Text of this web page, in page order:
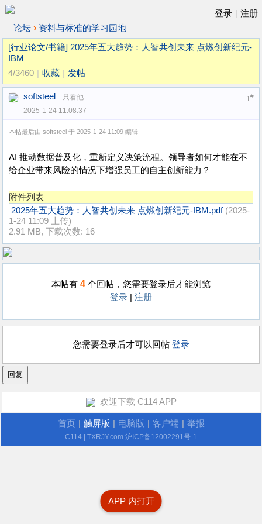
登录
注册
论坛 › 资料与标准的学习园地
[行业论文/书籍] 2025年五大趋势：人智共创未来 点燃创新纪元-
IBM
4/3460
收藏 发帖
1#
softsteel
只看他
2025-1-24 11:08:37
本帖最后由 softsteel 于 2025-1-24 11:09 编辑
AI 推动数据普及化，重新定义决策流程。领导者如何才能在不
给企业带来风险的情况下增强员工的自主创新能力？
附件列表
2025年五大趋势：人智共创未来 点燃创新纪元-IBM.pdf (2025-
1-24 11:09 上传)
2.91 MB, 下载次数: 16
本帖有 4 个回帖，您需要登录后才能浏览
登录
注册
您需要登录后才可以回帖 登录
APP 内打开
欢迎下载 C114 APP
首页 触屏版 电脑版 客户端 举报
C114 | TXRJY.com 沪ICP备12002291号-1